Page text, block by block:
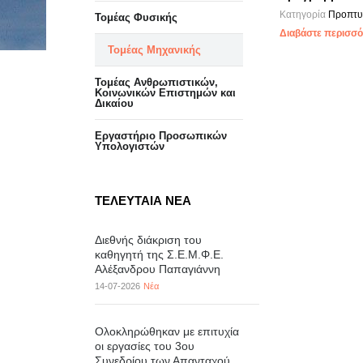
Κατηγορία
Διαβάστε
Τομέας Φυσικής
Τομέας Μηχανικής
Τομέας Ανθρωπιστικών,
Κοινωνικών Επιστημών και
Δικαίου
Eργαστήριo Προσωπικών
Υπολογιστών
ΤΕΛΕΥΤΑΙΑ ΝΕΑ
Διεθνής διάκριση του
καθηγητή της Σ.Ε.Μ.Φ.Ε.
Αλέξανδρου Παπαγιάννη
14-07-2026 Νέα
Ολοκληρώθηκαν με επιτυχία
οι εργασίες του 3ου